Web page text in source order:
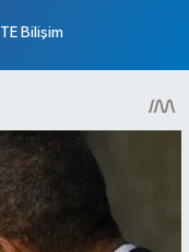
TE Bilişim